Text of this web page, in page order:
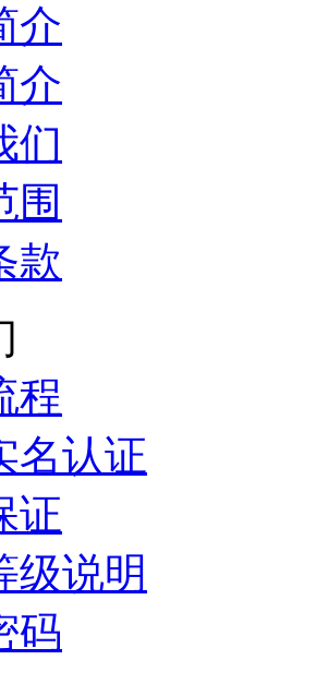
介
介
们
围
款
程
名认证
证
级说明
码